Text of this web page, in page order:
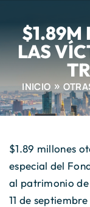
$1.89M
LAS
INICIO
$1.89 millones
especial del
al patrimonio
11 de